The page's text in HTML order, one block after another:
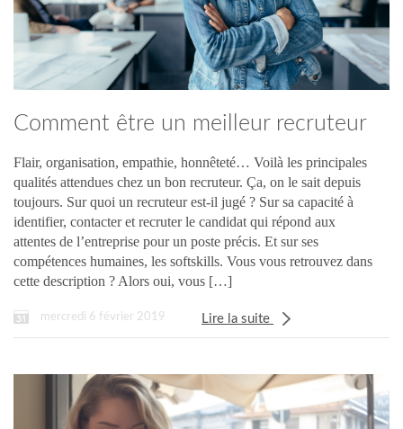
Comment être un meilleur recruteur
?
Flair, organisation, empathie, honnêteté… Voilà les principales
qualités attendues chez un bon recruteur. Ça, on le sait depuis
toujours. Sur quoi un recruteur est-il jugé ? Sur sa capacité à
identifier, contacter et recruter le candidat qui répond aux
attentes de l’entreprise pour un poste précis. Et sur ses
compétences humaines, les softskills. Vous vous retrouvez dans
cette description ? Alors oui, vous […]
mercredi 6 février 2019 Lire la suite